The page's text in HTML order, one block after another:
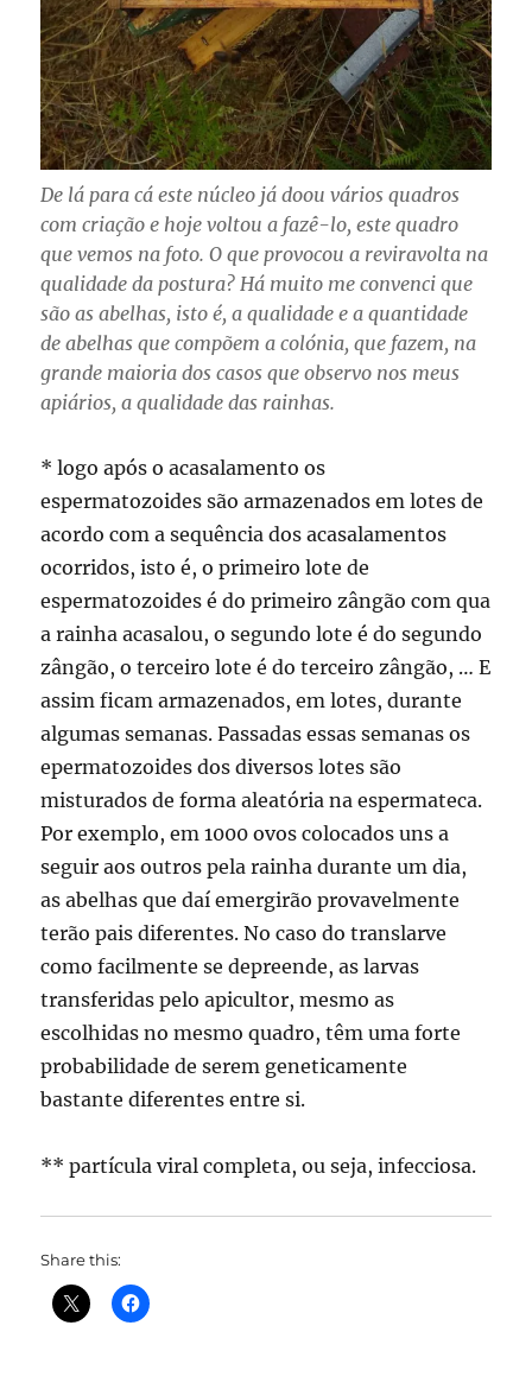
De lá para cá este núcleo já doou vários quadros
com criação e hoje voltou a fazê-lo, este quadro
que vemos na foto. O que provocou a reviravolta na
qualidade da postura? Há muito me convenci que
são as abelhas, isto é, a qualidade e a quantidade
de abelhas que compõem a colónia, que fazem, na
grande maioria dos casos que observo nos meus
apiários, a qualidade das rainhas.
* logo após o acasalamento os
espermatozoides são armazenados em lotes de
acordo com a sequência dos acasalamentos
ocorridos, isto é, o primeiro lote de
espermatozoides é do primeiro zângão com qua
a rainha acasalou, o segundo lote é do segundo
zângão, o terceiro lote é do terceiro zângão, … E
assim ficam armazenados, em lotes, durante
algumas semanas. Passadas essas semanas os
epermatozoides dos diversos lotes são
misturados de forma aleatória na espermateca.
Por exemplo, em 1000 ovos colocados uns a
seguir aos outros pela rainha durante um dia,
as abelhas que daí emergirão provavelmente
terão pais diferentes. No caso do translarve
como facilmente se depreende, as larvas
transferidas pelo apicultor, mesmo as
escolhidas no mesmo quadro, têm uma forte
probabilidade de serem geneticamente
bastante diferentes entre si.
** partícula viral completa, ou seja, infecciosa.
Share this: